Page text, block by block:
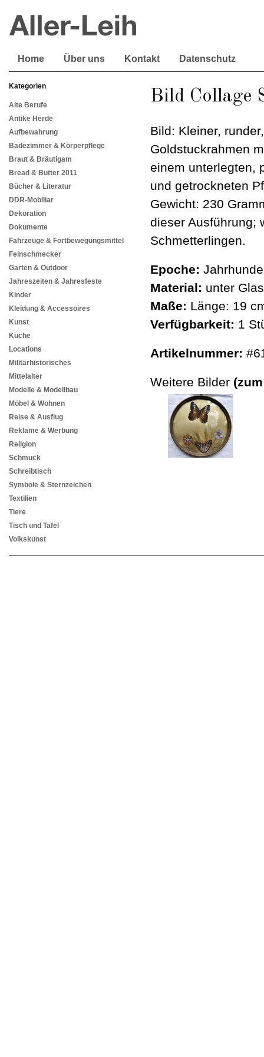
Home Über uns Kontakt Datenschutz
Kategorien
Alte Berufe
Antike Herde
Aufbewahrung
Badezimmer & Körperpflege
Braut & Bräutigam
Bread & Butter 2011
Bücher & Literatur
DDR-Mobiliar
Dekoration
Dokumente
Fahrzeuge & Fortbewegungsmittel
Feinschmecker
Garten & Outdoor
Jahreszeiten & Jahresfeste
Kinder
Kleidung & Accessoires
Kunst
Küche
Locations
Militärhistorisches
Mittelalter
Modelle & Modellbau
Möbel & Wohnen
Reise & Ausflug
Reklame & Werbung
Religion
Schmuck
Schreibtisch
Symbole & Sternzeichen
Textilien
Tiere
Tisch und Tafel
Volkskunst
Bild Collage
Bild: Kleiner,
Goldstuckrahmen
einem unterlegten,
und getrockneten
Gewicht: 230
dieser Ausführung;
Schmetterlingen.
Epoche:
Material: unter
Maße: Länge: 19
Verfügbarkeit: 1
Artikelnummer:
Weitere Bilder